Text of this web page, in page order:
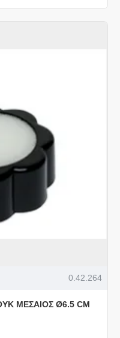
0.42.264
ΜΕΣΑΙΟΣ Ø6.5 CΜ